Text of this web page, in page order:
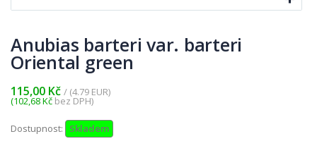
Anubias barteri var. barteri
Oriental green
115,00 Kč / (4.79 EUR)
(102,68 Kč bez DPH)
Dostupnost:
Skladem